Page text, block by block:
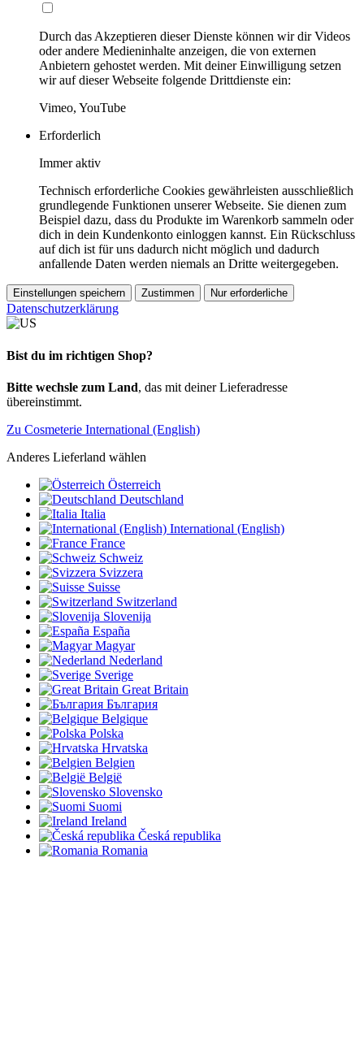
Durch das Akzeptieren dieser Dienste können wir dir Videos
oder andere Medieninhalte anzeigen, die von externen
Anbietern gehostet werden. Mit deiner Einwilligung setzen
wir auf dieser Webseite folgende Drittdienste ein:
Vimeo, YouTube
Erforderlich
Immer aktiv
Technisch erforderliche Cookies gewährleisten ausschließlich
grundlegende Funktionen unserer Webseite. Sie dienen zum
Beispiel dazu, dass du Produkte im Warenkorb sammeln oder
dich in dein Kundenkonto einloggen kannst. Ein Rückschluss
auf dich ist für uns dadurch nicht möglich und dadurch
anfallende Daten werden niemals an Dritte weitergegeben.
Einstellungen speichern Zustimmen Nur erforderliche
Datenschutzerklärung
Bist du im richtigen Shop?
Bitte wechsle zum Land, das mit deiner Lieferadresse
übereinstimmt.
Zu Cosmeterie International (English)
Anderes Lieferland wählen
Österreich
Deutschland
Italia
International (English)
France
Schweiz
Svizzera
Suisse
Switzerland
Slovenija
España
Magyar
Nederland
Sverige
Great Britain
България
Belgique
Polska
Hrvatska
Belgien
België
Slovensko
Suomi
Ireland
Česká republika
Romania